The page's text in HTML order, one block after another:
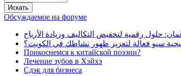
Обсуждаемое на форуме
حلول رقمية لتخفيض التكاليف وزيادة الأرباح
سيو فعالة لتعزيز ظهور نشاطك في الكويت؟
Прикоснемся к китайской поэзии?
Лечение зубов в Хэйхэ
Сдэк для бизнеса